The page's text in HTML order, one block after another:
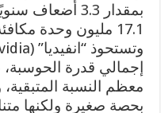
إجمالي قدرة الحوسبة،
بحصة صغيرة ولكنها